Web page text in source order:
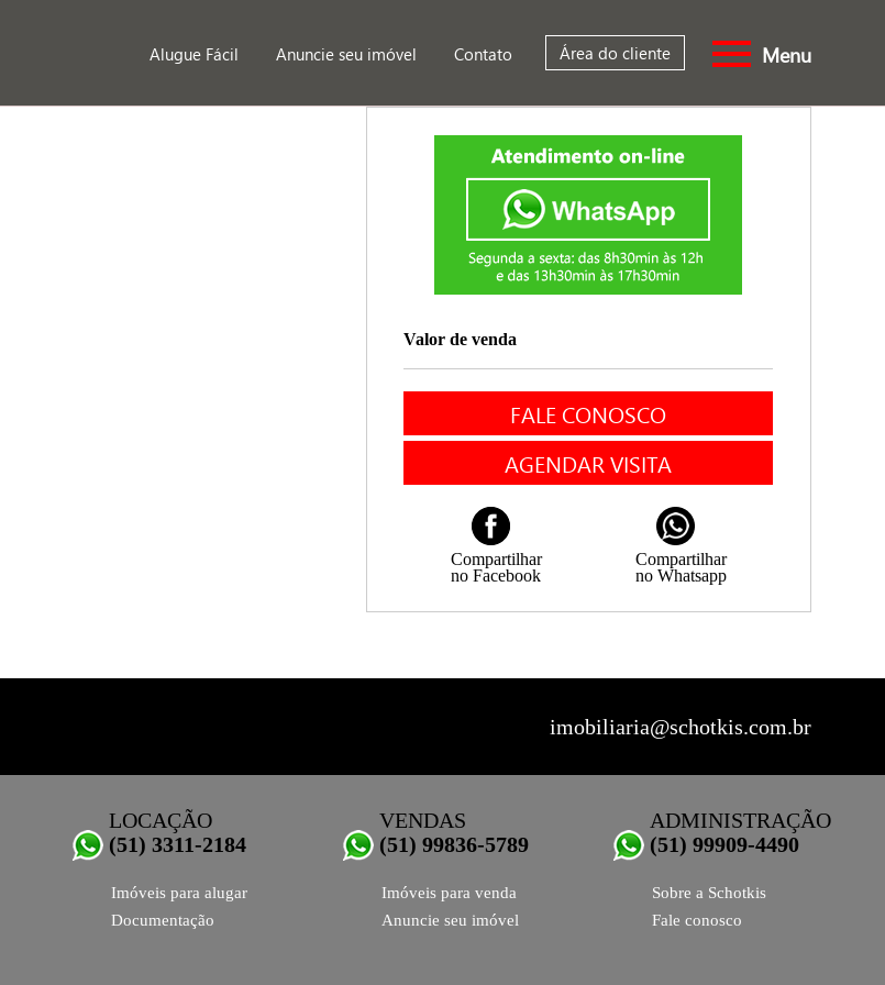
Menu
Área do cliente
Alugue Fácil Anuncie seu imóvel Contato
Valor de venda
FALE CONOSCO
AGENDAR VISITA
Compartilhar
no Facebook
Compartilhar
no Whatsapp
imobiliaria@schotkis.com.br
LOCAÇÃO
(51) 3311-2184
Imóveis para alugar
Documentação
VENDAS
(51) 99836-5789
Imóveis para venda
Anuncie seu imóvel
ADMINISTRAÇÃO
(51) 99909-4490
Sobre a Schotkis
Fale conosco